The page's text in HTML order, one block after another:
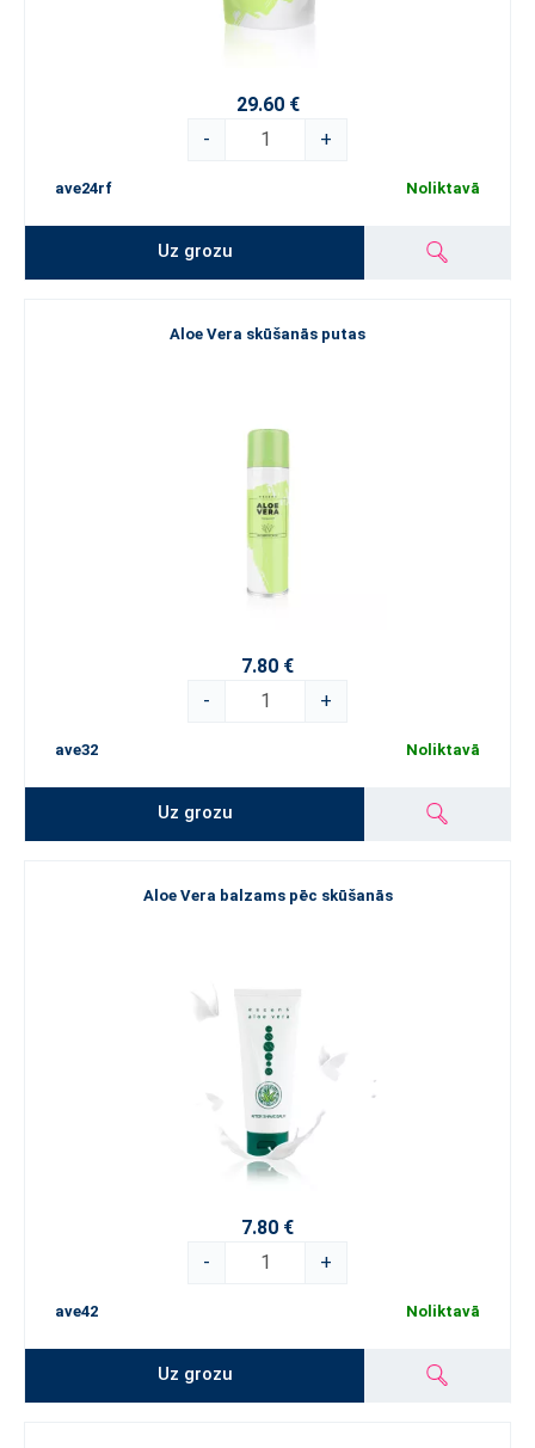
29.60 €
-
+
ave24rf Noliktavā
Uz grozu
Aloe Vera skūšanās putas
7.80 €
-
+
ave32 Noliktavā
Uz grozu
Aloe Vera balzams pēc skūšanās
7.80 €
-
+
ave42 Noliktavā
Uz grozu